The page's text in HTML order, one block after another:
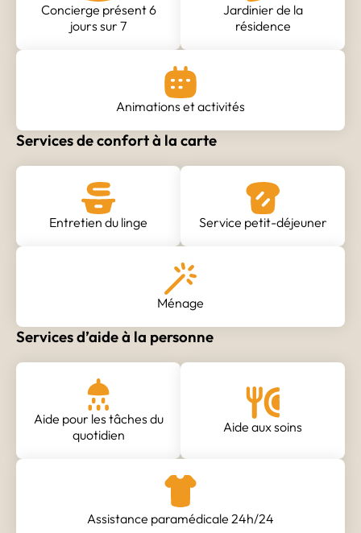
Concierge présent 6
jours sur 7
Jardinier de la
résidence
Animations et activités
Services de confort à la carte
Entretien du linge Service petit-déjeuner
Ménage
Services d’aide à la personne
Aide pour les tâches du
quotidien
Aide aux soins
Assistance paramédicale 24h/24